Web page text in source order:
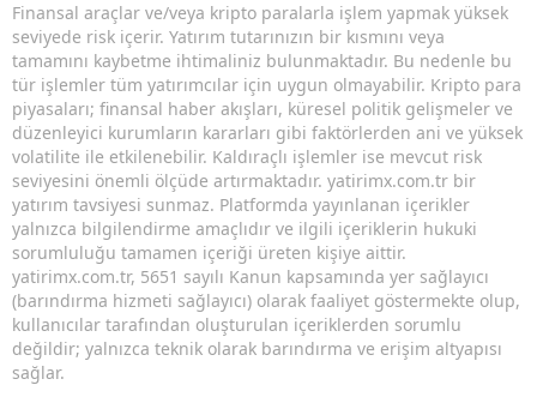
Finansal araçlar ve/veya kripto paralarla işlem yapmak yüksek
seviyede risk içerir. Yatırım tutarınızın bir kısmını veya
tamamını kaybetme ihtimaliniz bulunmaktadır. Bu nedenle bu
tür işlemler tüm yatırımcılar için uygun olmayabilir. Kripto para
piyasaları; finansal haber akışları, küresel politik gelişmeler ve
düzenleyici kurumların kararları gibi faktörlerden ani ve yüksek
volatilite ile etkilenebilir. Kaldıraçlı işlemler ise mevcut risk
seviyesini önemli ölçüde artırmaktadır. yatirimx.com.tr bir
yatırım tavsiyesi sunmaz. Platformda yayınlanan içerikler
yalnızca bilgilendirme amaçlıdır ve ilgili içeriklerin hukuki
sorumluluğu tamamen içeriği üreten kişiye aittir.
yatirimx.com.tr, 5651 sayılı Kanun kapsamında yer sağlayıcı
(barındırma hizmeti sağlayıcı) olarak faaliyet göstermekte olup,
kullanıcılar tarafından oluşturulan içeriklerden sorumlu
değildir; yalnızca teknik olarak barındırma ve erişim altyapısı
sağlar.